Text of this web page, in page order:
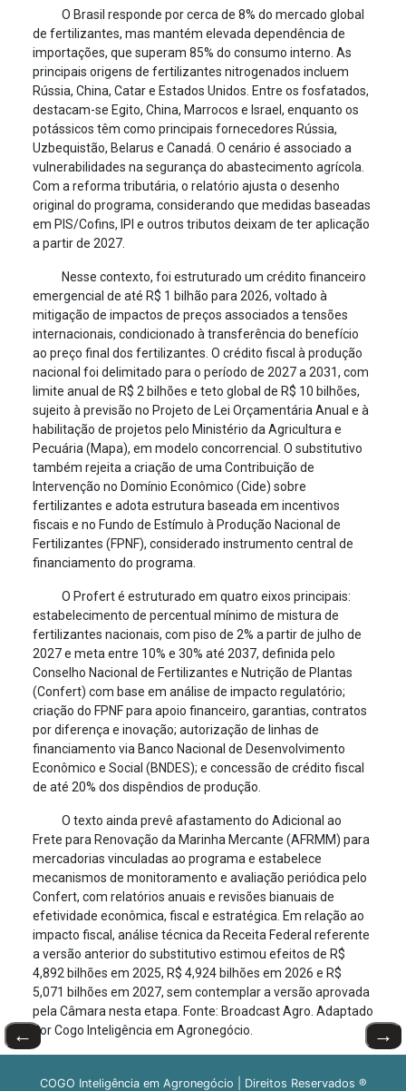
O Brasil responde por cerca de 8% do mercado global
de fertilizantes, mas mantém elevada dependência de
importações, que superam 85% do consumo interno. As
principais origens de fertilizantes nitrogenados incluem
Rússia, China, Catar e Estados Unidos. Entre os fosfatados,
destacam-se Egito, China, Marrocos e Israel, enquanto os
potássicos têm como principais fornecedores Rússia,
Uzbequistão, Belarus e Canadá. O cenário é associado a
vulnerabilidades na segurança do abastecimento agrícola.
Com a reforma tributária, o relatório ajusta o desenho
original do programa, considerando que medidas baseadas
em PIS/Cofins, IPI e outros tributos deixam de ter aplicação
a partir de 2027.
Nesse contexto, foi estruturado um crédito financeiro
emergencial de até R$ 1 bilhão para 2026, voltado à
mitigação de impactos de preços associados a tensões
internacionais, condicionado à transferência do benefício
ao preço final dos fertilizantes. O crédito fiscal à produção
nacional foi delimitado para o período de 2027 a 2031, com
limite anual de R$ 2 bilhões e teto global de R$ 10 bilhões,
sujeito à previsão no Projeto de Lei Orçamentária Anual e à
habilitação de projetos pelo Ministério da Agricultura e
Pecuária (Mapa), em modelo concorrencial. O substitutivo
também rejeita a criação de uma Contribuição de
Intervenção no Domínio Econômico (Cide) sobre
fertilizantes e adota estrutura baseada em incentivos
fiscais e no Fundo de Estímulo à Produção Nacional de
Fertilizantes (FPNF), considerado instrumento central de
financiamento do programa.
O Profert é estruturado em quatro eixos principais:
estabelecimento de percentual mínimo de mistura de
fertilizantes nacionais, com piso de 2% a partir de julho de
2027 e meta entre 10% e 30% até 2037, definida pelo
Conselho Nacional de Fertilizantes e Nutrição de Plantas
(Confert) com base em análise de impacto regulatório;
criação do FPNF para apoio financeiro, garantias, contratos
por diferença e inovação; autorização de linhas de
financiamento via Banco Nacional de Desenvolvimento
Econômico e Social (BNDES); e concessão de crédito fiscal
de até 20% dos dispêndios de produção.
O texto ainda prevê afastamento do Adicional ao
Frete para Renovação da Marinha Mercante (AFRMM) para
mercadorias vinculadas ao programa e estabelece
mecanismos de monitoramento e avaliação periódica pelo
Confert, com relatórios anuais e revisões bianuais de
efetividade econômica, fiscal e estratégica. Em relação ao
impacto fiscal, análise técnica da Receita Federal referente
a versão anterior do substitutivo estimou efeitos de R$
4,892 bilhões em 2025, R$ 4,924 bilhões em 2026 e R$
5,071 bilhões em 2027, sem contemplar a versão aprovada
pela Câmara nesta etapa. Fonte: Broadcast Agro. Adaptado
por Cogo Inteligência em Agronegócio.
← →
COGO Inteligência em Agronegócio | Direitos Reservados ®